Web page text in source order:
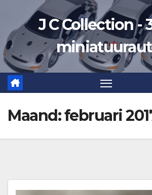
de
inhoud
J C Collection -
Maand:februari